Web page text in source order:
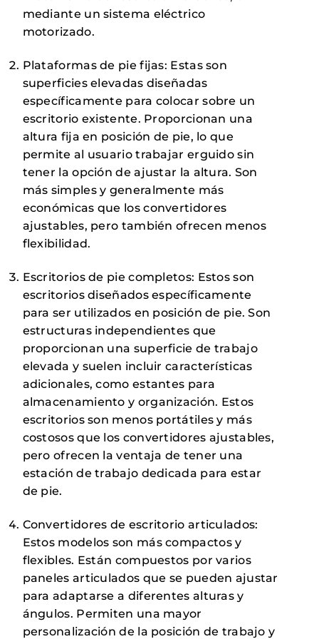
mediante un sistema eléctrico
motorizado.
Plataformas de pie fijas: Estas son
superficies elevadas diseñadas
específicamente para colocar sobre un
escritorio existente. Proporcionan una
altura fija en posición de pie, lo que
permite al usuario trabajar erguido sin
tener la opción de ajustar la altura. Son
más simples y generalmente más
económicas que los convertidores
ajustables, pero también ofrecen menos
flexibilidad.
Escritorios de pie completos: Estos son
escritorios diseñados específicamente
para ser utilizados en posición de pie. Son
estructuras independientes que
proporcionan una superficie de trabajo
elevada y suelen incluir características
adicionales, como estantes para
almacenamiento y organización. Estos
escritorios son menos portátiles y más
costosos que los convertidores ajustables,
pero ofrecen la ventaja de tener una
estación de trabajo dedicada para estar
de pie.
Convertidores de escritorio articulados:
Estos modelos son más compactos y
flexibles. Están compuestos por varios
paneles articulados que se pueden ajustar
para adaptarse a diferentes alturas y
ángulos. Permiten una mayor
personalización de la posición de trabajo y